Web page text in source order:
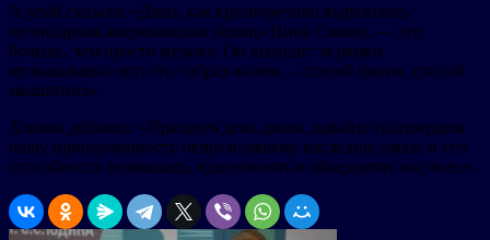
Азулай сказала: «Джаз, как красноречиво выразилась
легендарная американская певица Нина Симон, — это
больше, чем просто музыка. Он выходит за рамки
музыкальных нот; это «образ жизни… способ бытия, способ
мышления».
Хэнкок добавил: «Празднуя день джаза, давайте подтвердим
нашу приверженность непреходящему наследию джаза и его
способности возвышать, вдохновлять и объединять нас всех».